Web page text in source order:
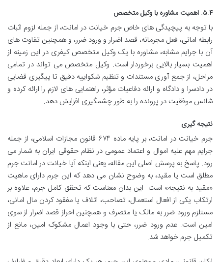
۵.۴. اهمیت مشاوره با وکیل متخصص
با توجه به پیچیدگی های خاص جرم خیانت در امانت، از جمله لزوم اثبات
رابطه امانی، فعل مجرمانه، قصد اضرار و ورود ضرر، و همچنین تفاوت های
آن با جرایم مشابه، مشاوره با یک وکیل متخصص کیفری در این زمینه از
اهمیت بسیار بالایی برخوردار است. وکیل متخصص می تواند در تمامی
مراحل، از جمع آوری مستندات و تنظیم شکواییه دقیق تا پیگیری قضایی
در دادسرا و دادگاه و ارائه دفاعیات مؤثر، راهنمایی های لازم را ارائه کرده و
شانس موفقیت در پرونده را به طور چشمگیری افزایش دهد.
نتیجه گیری
جرم خیانت در امانت، بر پایه ماده ۶۷۴ قانون مجازات اسلامی، از جمله
جرایم مهم علیه اموال و اعتماد عمومی در نظام حقوقی ایران به شمار می
رود. پاسخ به پرسش اصلی این مقاله، یعنی اینکه آیا خیانت در امانت جرم
مطلق است یا مقید، به وضوح نشان می دهد که این جرم دارای ماهیت
«مقید به نتیجه» است. این بدان معناست که تحقق کامل جرم، علاوه بر
ارتکاب یکی از افعال استعمال، تصاحب، اتلاف یا مفقود کردن مال امانی،
مستلزم ورود ضرر به مالک یا متصرف و همچنین احراز قصد اضرار از سوی
امین است. عدم ورود ضرر، حتی با وجود اعمال مشکوک امین، مانع از
تکمیل جرم خواهد شد.